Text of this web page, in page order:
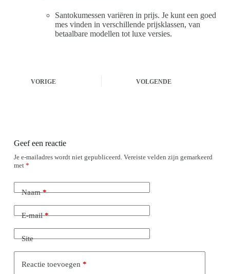
Santokumessen variëren in prijs. Je kunt een goed
mes vinden in verschillende prijsklassen, van
betaalbare modellen tot luxe versies.
VORIGE VOLGENDE
Geef een reactie
Je e-mailadres wordt niet gepubliceerd. Vereiste velden zijn gemarkeerd
met *
Naam*
E-mail*
Site
Reactie toevoegen *